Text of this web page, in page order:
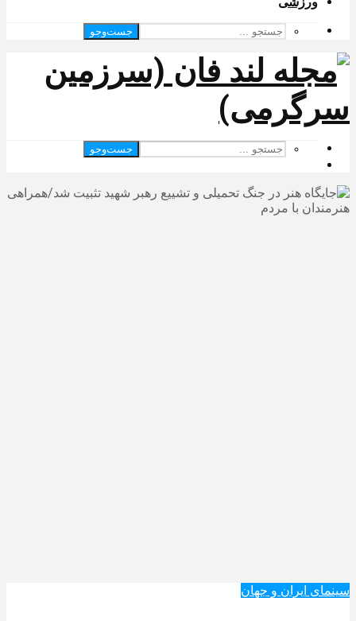
جست‌وجو
جست‌وجو
سینمای ایران و جهان